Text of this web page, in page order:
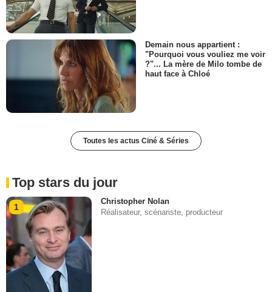
Demain nous appartient :
"Pourquoi vous vouliez me voir
?"... La mère de Milo tombe de
haut face à Chloé
Toutes les actus Ciné & Séries
Top stars du jour
1
Christopher Nolan
Réalisateur, scénariste, producteur